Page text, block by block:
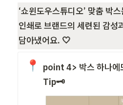
‘쇼윈도우스튜디오’ 맞춤 박
인쇄로 브랜드의 세련된 감성
담아냈어요. 🤍
📍
point 4> 박스 하나에
Tip🗝️